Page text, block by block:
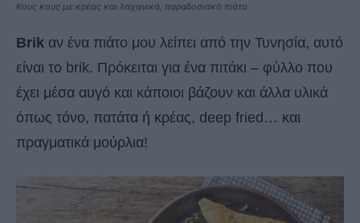
Κους κους με κρέας και λαχανικά, παραδοσιακό πιάτο
Brik αν ένα πιάτο μου λείπει από την Τυνησία, αυτό
είναι το brik. Πρόκειται για ένα πιτάκι – φύλλο που
έχει μέσα αυγό και κάποιοι βάζουν και άλλα υλικά
όπως τόνο, πατάτα ή κρέας, deep fried… και
πραγματικά μούρλια!